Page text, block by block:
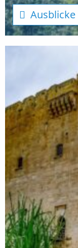
Ausblicke